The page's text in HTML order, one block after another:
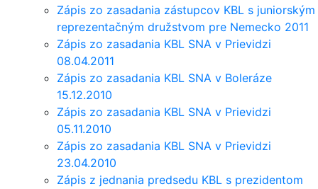
Zápis zo zasadania zástupcov KBL s juniorským
reprezentačným družstvom pre Nemecko 2011
Zápis zo zasadania KBL SNA v Prievidzi
08.04.2011
Zápis zo zasadania KBL SNA v Boleráze
15.12.2010
Zápis zo zasadania KBL SNA v Prievidzi
05.11.2010
Zápis zo zasadania KBL SNA v Prievidzi
23.04.2010
Zápis z jednania predsedu KBL s prezidentom